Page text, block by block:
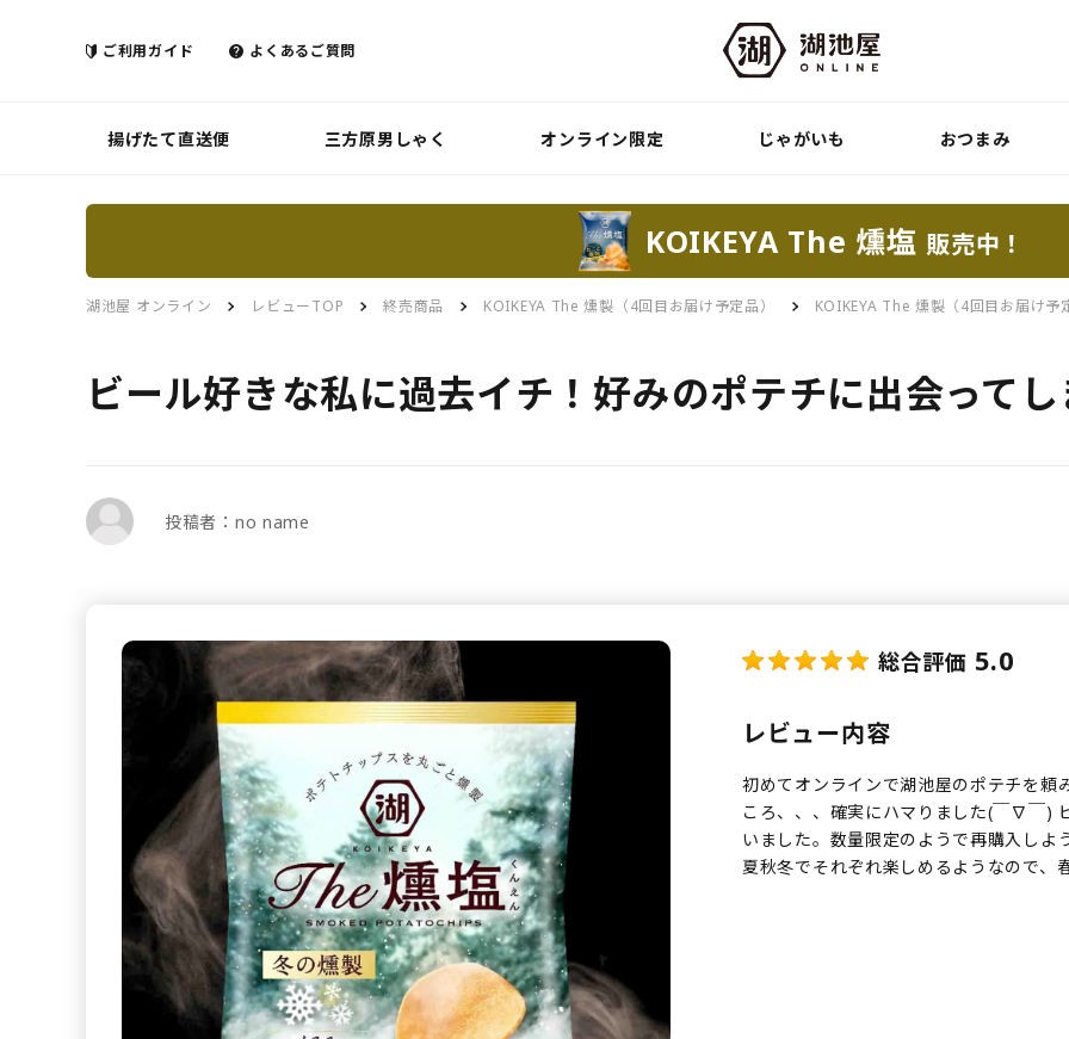
ご利用ガイド よくあるご質問
揚げたて直送便 三方原男しゃく オンライン限定 じゃがいも おつまみ
KOIKEYA The 燻塩 販売中！
湖池屋 オンライン レビューTOP 終売商品 KOIKEYA The 燻製（4回目お届け予定品） KOIKEYA The 燻製（4回目お届け予
ビール好きな私に過去イチ！好みのポテチに出会って
投稿者：no name
総合評価 5.0
レビュー内容
初めてオンラインで湖池屋のポテチを
ころ、、、確実にハマりました(￣∇￣)
いました。数量限定のようで再購入し
夏秋冬でそれぞれ楽しめるようなので、